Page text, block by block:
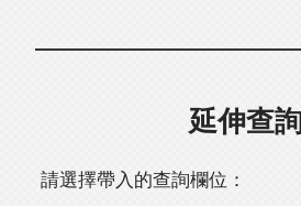
延伸查詢
請選擇帶入的查詢欄位：